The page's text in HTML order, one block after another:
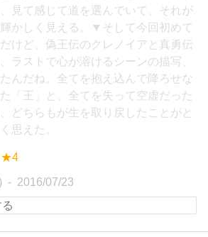
見て感じて道を選んでいて、それが
かしく見える。▼そして今回初めて
けど、偽王伝のクレノイアと真勇伝
ラストで心が溶けるシーンの描写、
んだね。全てを抱え込んで降ろせな
「王」と、全てを失って空虚だった
、どちらもが生を取り戻したことがと
思えた。
★4
2016/07/23